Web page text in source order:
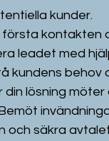
kunder.
kontakten
leadet med
kundens behov
din lösning möter
och säkra